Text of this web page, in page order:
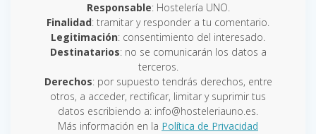
Responsable: Hostelería UNO.
Finalidad: tramitar y responder a tu comentario.
Legitimación: consentimiento del interesado.
Destinatarios: no se comunicarán los datos a
terceros.
Derechos: por supuesto tendrás derechos, entre
otros, a acceder, rectificar, limitar y suprimir tus
datos escribiendo a: info@hosteleriauno.es.
Más información en la Política de Privacidad